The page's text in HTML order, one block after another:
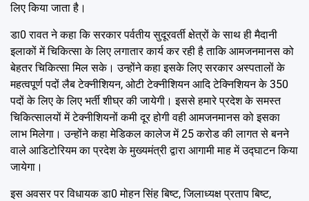
लिए किया जाता है।
डा0 रावत ने कहा कि सरकार पर्वतीय सुदूरवर्ती क्षेत्रों के साथ ही मैदानी
इलाकों में चिकित्सा के लिए लगातार कार्य कर रही है ताकि आमजनमानस को
बेहतर चिकित्सा मिल सके। उन्होंने कहा इसके लिए सरकार अस्पतालों के
महत्वपूर्ण पदों लैब टेक्नीशियन, ओटी टेक्नीशियन आदि टेक्निशियन के 350
पदों के लिए के लिए भर्ती शीघ्र की जायेगी। इससे हमारे प्रदेश के समस्त
चिकित्सालयों में टेक्नीशियनों कमी दूर होगी वही आमजनमानस को इसका
लाभ मिलेगा। उन्होंने कहा मेडिकल कालेज में 25 करोड की लागत से बनने
वाले आडिटोरियम का प्रदेश के मुख्यमंत्री द्वारा आगामी माह में उद्घाटन किया
जायेगा।
इस अवसर पर विधायक डा0 मोहन सिंह बिष्ट, जिलाध्यक्ष प्रताप बिष्ट,